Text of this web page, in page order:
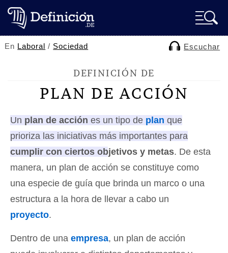
En Laboral / Sociedad Escuchar
DEFINICIÓN DE
PLAN DE ACCIÓN
Un plan de acción es un tipo de plan que
prioriza las iniciativas más importantes para
cumplir con ciertos objetivos y metas. De esta
manera, un plan de acción se constituye como
una especie de guía que brinda un marco o una
estructura a la hora de llevar a cabo un
proyecto.
Dentro de una empresa, un plan de acción